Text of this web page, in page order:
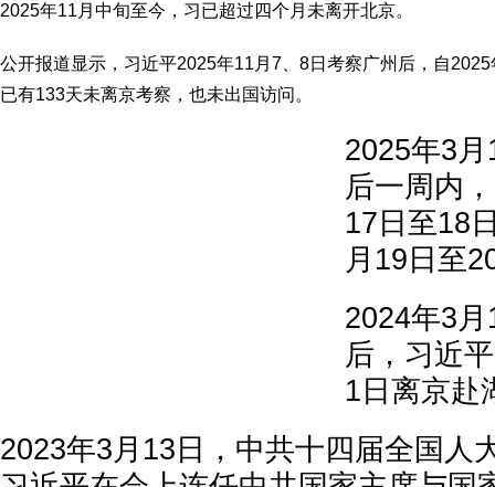
2025年11月中旬至今，习已超过四个月未离开北京。
公开报道显示，习近平2025年11月7、8日考察广州后，自
已有133天未离京考察，也未出国访问。
2025年3
后一周内
17日至18
月19日至
2024年3
后，习近
1日离京赴
2023年3月13日，中共十四届全国人